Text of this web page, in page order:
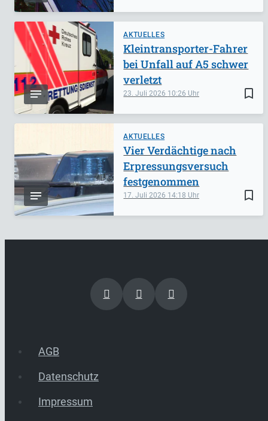
AKTUELLES
bookmark_border
23. Juli 2026 10:26
Kleintransporter-Fahrer
bei Unfall auf A5 schwer
verletzt
AKTUELLES
bookmark_border
17. Juli 2026 14:18
Vier Verdächtige nach
Erpressungsversuch
festgenommen
AGB
Datenschutz
Impressum